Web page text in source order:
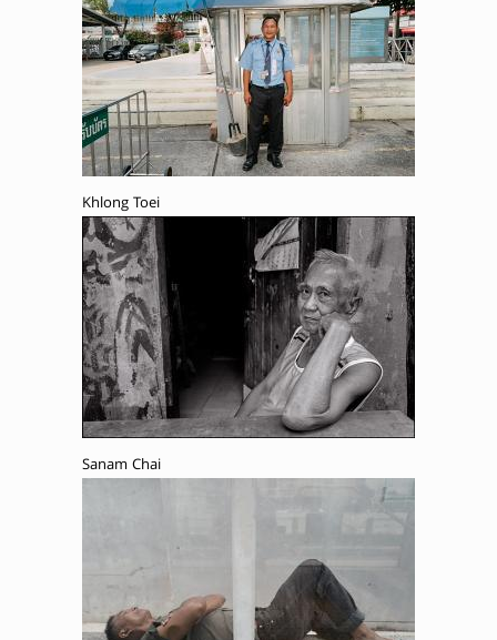
Khlong Toei
Sanam Chai